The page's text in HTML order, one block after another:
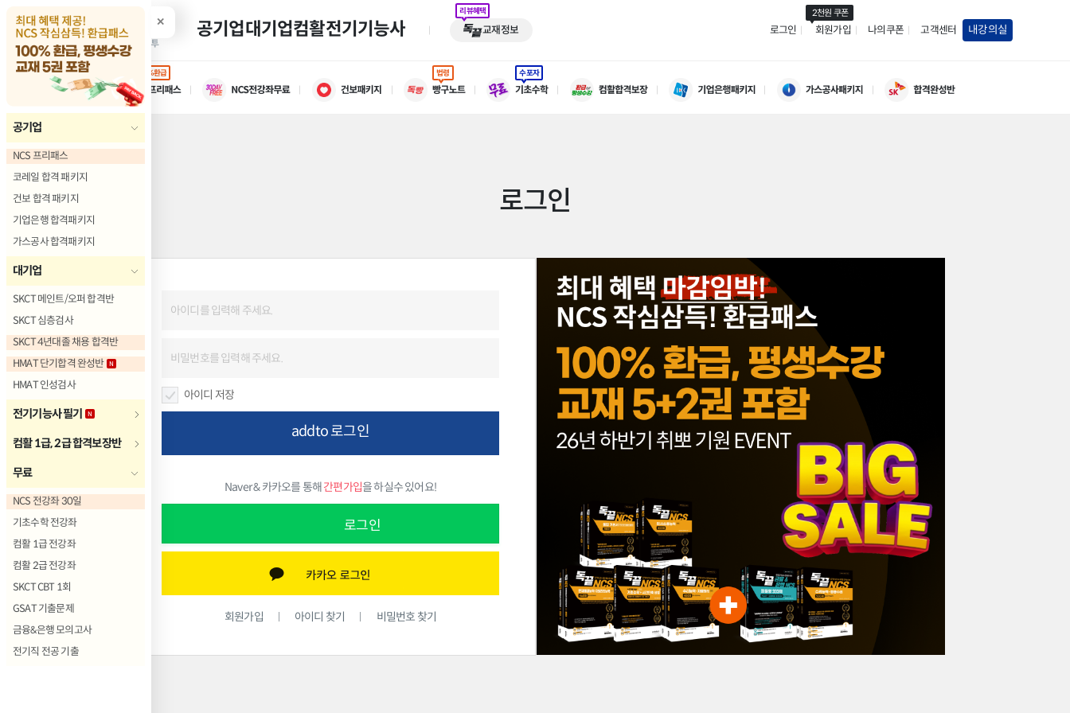
✕
공기업
NCS 프리패스
코레일 합격 패키지
건보 합격 패키지
기업은행 합격패키지
가스공사 합격패키지
대기업
SKCT 메인트/오퍼 합격반
SKCT 심층검사
SKCT 4년대졸 채용 합격반
HMAT 단기합격 완성반
HMAT 인성검사
전기기능사 필기
컴활 1급, 2급 합격보장반
무료
NCS 전강좌 30일
기초수학 전강좌
컴활 1급 전강좌
컴활 2급 전강좌
SKCT CBT 1회
GSAT 기출문제
금융&은행 모의고사
전기직 전공 기출
공기업대기업컴활전기기능사 교재정보
리뷰혜택
로그인 회원가입
2천원 쿠폰
나의쿠폰 고객센터 내강의실
100%환급 법령 수포자
로그인
아이디 저장
addto 로그인
Naver & 카카오를 통해간편가입을 하실수 있어요!
로그인
회원가입 아이디 찾기 비밀번호 찾기